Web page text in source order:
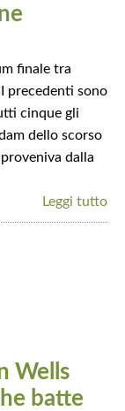
finale tra
precedenti sono
cinque gli
dello scorso
dalla
Leggi tutto
Wells
batte